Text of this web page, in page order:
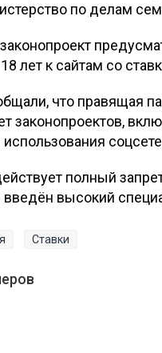
по делам
лет к сайтам со
что правящая
законопроектов,
полный
высокий
Ставки